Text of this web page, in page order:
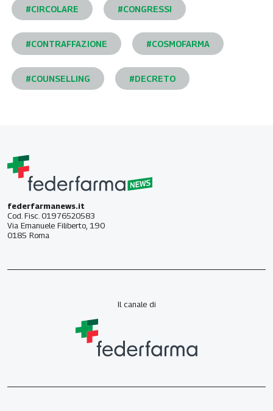
#CIRCOLARE #CONGRESSI
#CONTRAFFAZIONE #COSMOFARMA
#COUNSELLING #DECRETO
federfarmanews.it
Cod. Fisc. 01976520583
Via Emanuele Filiberto, 190
0185 Roma
Il canale di